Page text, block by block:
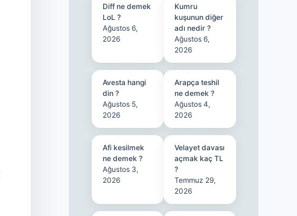
Diff ne demek
LoL ?
Ağustos 6,
2026
Kumru
kuşunun diğer
adı nedir ?
Ağustos 6,
2026
Avesta hangi
din ?
Ağustos 5,
2026
Arapça teshil
ne demek ?
Ağustos 4,
2026
Afi kesilmek
ne demek ?
Ağustos 3,
2026
Velayet davası
açmak kaç TL
?
Temmuz 29,
2026